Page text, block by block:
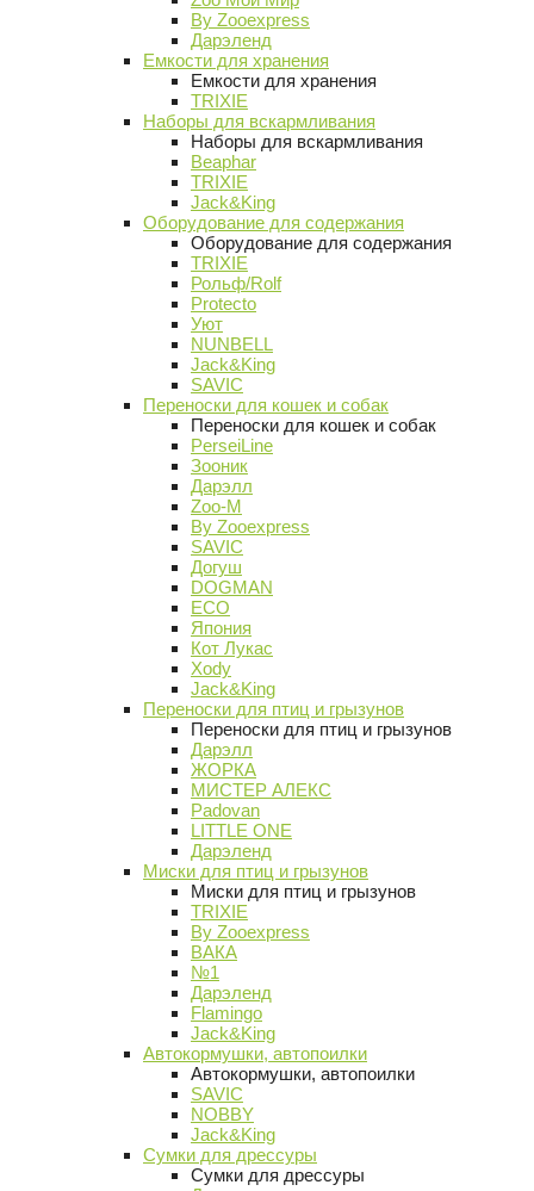
By Zooexpress
Дарэленд
Емкости для хранения
Емкости для хранения
TRIXIE
Наборы для вскармливания
Наборы для вскармливания
Beaphar
TRIXIE
Jack&King
Оборудование для содержания
Оборудование для содержания
TRIXIE
Рольф/Rolf
Protecto
Уют
NUNBELL
Jack&King
SAVIC
Переноски для кошек и собак
Переноски для кошек и собак
PerseiLine
Зооник
Дарэлл
Zoo-M
By Zooexpress
SAVIC
Догуш
DOGMAN
ECO
Япония
Кот Лукас
Xody
Jack&King
Переноски для птиц и грызунов
Переноски для птиц и грызунов
Дарэлл
ЖОРКА
МИСТЕР АЛЕКС
Padovan
LITTLE ONE
Дарэленд
Миски для птиц и грызунов
Миски для птиц и грызунов
TRIXIE
By Zooexpress
ВАКА
№1
Дарэленд
Flamingo
Jack&King
Автокормушки, автопоилки
Автокормушки, автопоилки
SAVIC
NOBBY
Jack&King
Сумки для дрессуры
Сумки для дрессуры